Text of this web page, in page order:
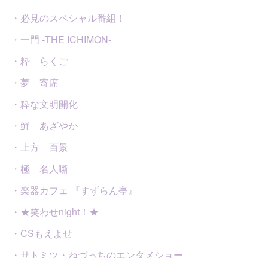
・必見のスペシャル番組！
・一門 -THE ICHIMON-
・粋 らくご
・夢 寄席
・粋な文明開化
・鮮 あざやか
・上方 百景
・極 名人噺
・楽器カフェ 『すずらん亭』
・★笑わせnight！★
・CSもえよせ
・サトミツ・ねづっちのエンタメショー